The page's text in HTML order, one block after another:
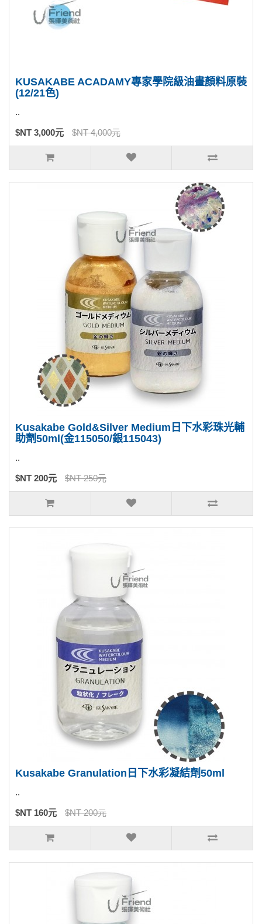
KUSAKABE ACADAMY專家學院級油畫顏料原裝
(12/21色)
..
$NT 3,000元 $NT 4,000元
Kusakabe Gold&Silver Medium日下水彩珠光輔
助劑50ml(金115050/銀115043)
..
$NT 200元 $NT 250元
Kusakabe Granulation日下水彩凝結劑50ml
..
$NT 160元 $NT 200元